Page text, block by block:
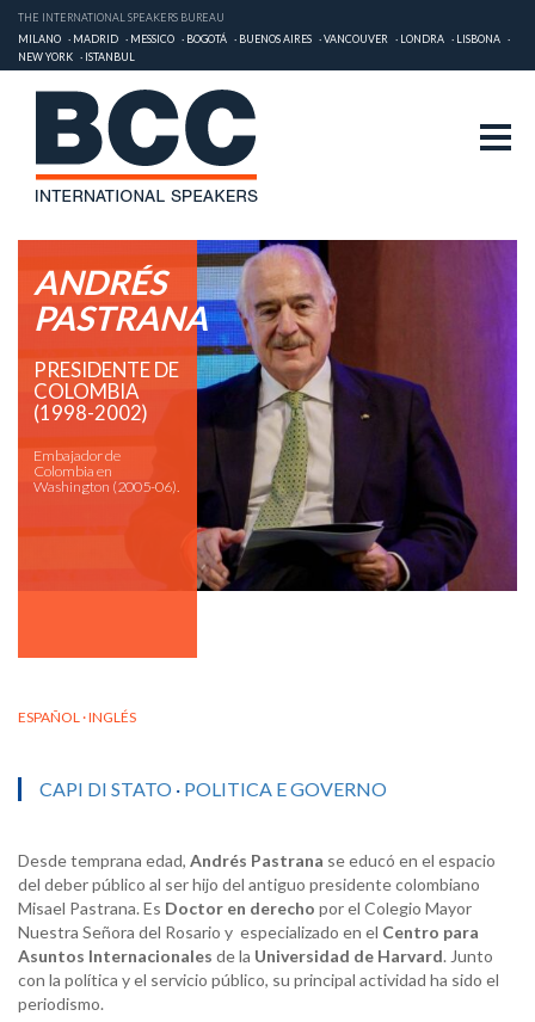
THE INTERNATIONAL SPEAKERS BUREAU
MILANO
MADRID MESSICO BOGOTÁ BUENOS AIRES VANCOUVER LONDRA
LISBONA
NEW YORK
ISTANBUL
ANDRÉS
PASTRANA
PRESIDENTE DE
COLOMBIA
(1998-2002)
Embajador de
Colombia en
Washington (2005-06).
ESPAÑOL · INGLÉS
CAPI DI STATO · POLITICA E GOVERNO
Desde temprana edad, Andrés Pastrana se educó en el espacio
del deber público al ser hijo del antiguo presidente colombiano
Misael Pastrana. Es Doctor en derecho por el Colegio Mayor
Nuestra Señora del Rosario y especializado en el Centro para
Asuntos Internacionales de la Universidad de Harvard. Junto
con la política y el servicio público, su principal actividad ha sido el
periodismo.